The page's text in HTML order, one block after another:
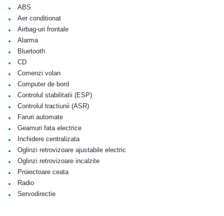
• ABS
• Aer conditionat
• Airbag-uri frontale
• Alarma
• Bluetooth
• CD
• Comenzi volan
• Computer de bord
• Controlul stabilitatii (ESP)
• Controlul tractiunii (ASR)
• Faruri automate
• Geamuri fata electrice
• Inchidere centralizata
• Oglinzi retrovizoare ajustabile electric
• Oglinzi retrovizoare incalzite
• Proiectoare ceata
• Radio
• Servodirectie